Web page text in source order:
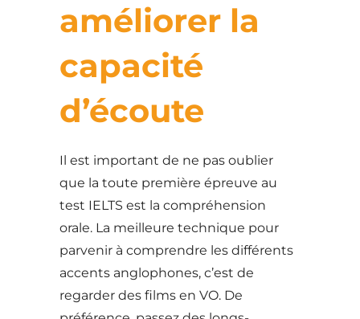
améliorer la
capacité
d’écoute
Il est important de ne pas oublier
que la toute première épreuve au
test IELTS est la compréhension
orale. La meilleure technique pour
parvenir à comprendre les différents
accents anglophones, c’est de
regarder des films en VO. De